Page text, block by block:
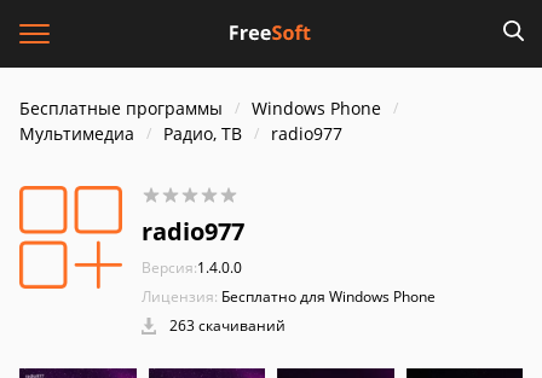
Бесплатные программы
Windows Phone
Мультимедиа
Радио, ТВ radio977
radio977
Версия:1.4.0.0
Лицензия: Бесплатно для Windows Phone
263 скачиваний